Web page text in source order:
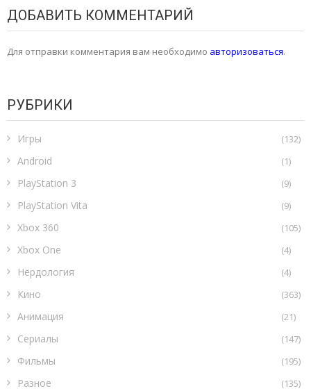
ДОБАВИТЬ КОММЕНТАРИЙ
Для отправки комментария вам необходимо авторизоваться.
РУБРИКИ
Игры (132)
Android (1)
PlayStation 3 (9)
PlayStation Vita (9)
Xbox 360 (105)
Xbox One (4)
Нёрдология (4)
Кино (363)
Анимация (21)
Сериалы (147)
Фильмы (195)
Разное (135)